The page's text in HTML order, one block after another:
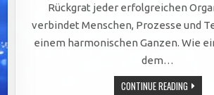
Rückgrat jeder erfolgreichen
verbindet Menschen, Prozesse und
einem harmonischen Ganzen. Wie
dem…
CONTINUE READING